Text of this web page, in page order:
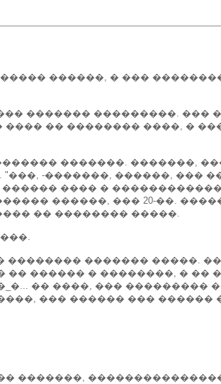
������, � ���
������� ���������. ���
�� �������� ����, �
�������. �������,
-�������, ������, ���
���� �
������, ��� 20-��.
�� �������� �����.
�������� ������� �����.
������ � ��������, � ��
�� ����, ���
��� ������ ��� ������
�������,